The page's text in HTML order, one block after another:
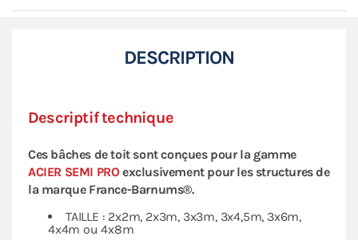
DESCRIPTION
Descriptif technique
Ces bâches de toit sont conçues pour la gamme
ACIER SEMI PROexclusivement pour les structures de
la marque France-Barnums®.
TAILLE : 2x2m, 2x3m, 3x3m, 3x4,5m, 3x6m,
4x4m ou 4x8m